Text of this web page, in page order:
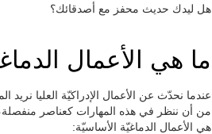
هل ليدك حديث محفز مع أصدقائك؟
ما هي الأعمال
عندما نحدّث عن الأعمال الإدراكيّة العليا نريد
من أن ننظر في هذه المهارات كعناصر منفصلة،
هي الأعمال الدماغيّة الأساسيّة: